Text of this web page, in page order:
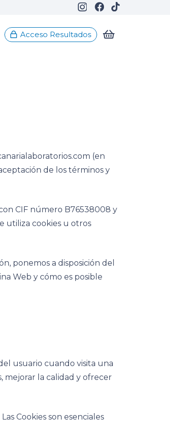
Acceso Resultados
(en
de los términos y
CIF número B76538008 y
utiliza cookies u otros
ponemos a disposición del
Web y cómo es posible
usuario cuando visita una
mejorar la calidad y ofrecer
Cookies son esenciales